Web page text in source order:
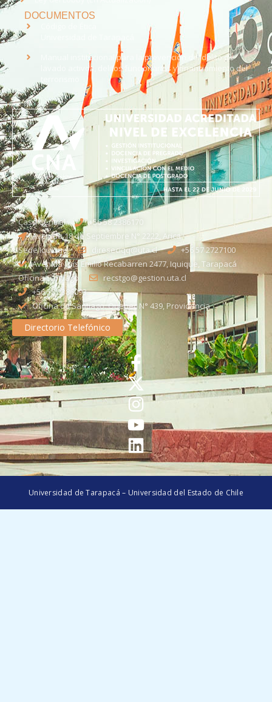
DOCUMENTOS
Manual institucional para la prevención del delito de
lavado activos, delitos funcionarios y financiamiento del
Casa Central
+56 58 2386170
Avenida 18 de Septiembre N° 2222, Arica
Sede Iquique
direseciqq@uta.cl
+56 57 2727100​
Avenida Luis Emilio Recabarren 2477, Iquique, Tarapacá
Oficina Santiago
recstgo@gestion.uta.cl
+56 58 2386093
Oficina de Santiago: Quebec N° 439, Providencia
Directorio Telefónico
Universidad de Tarapacá – Universidad del Estado de Chile